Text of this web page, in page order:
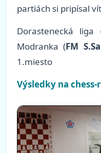
partiách si pripísal
Dorastenecká liga
Modranka (FM
1.miesto
Výsledky na chess-